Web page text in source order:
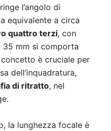
l’angolo di
equivalente a circa
quattro terzi, con
mm si comporta
è cruciale per
dell’inquadratura,
di ritratto, nel
la lunghezza focale è